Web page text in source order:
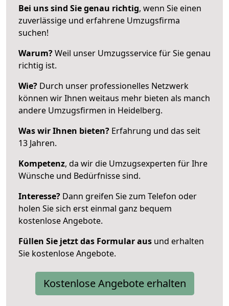
Bei uns sind Sie genau richtig, wenn Sie einen
zuverlässige und erfahrene Umzugsfirma
suchen!
Warum?Weil unser Umzugsservice für Sie genau
richtig ist.
Wie? Durch unser professionelles Netzwerk
können wir Ihnen weitaus mehr bieten als manch
andere Umzugsfirmen in Heidelberg.
Was wir Ihnen bieten? Erfahrung und das seit
13 Jahren.
Kompetenz, da wir die Umzugsexperten für Ihre
Wünsche und Bedürfnisse sind.
Interesse? Dann greifen Sie zum Telefon oder
holen Sie sich erst einmal ganz bequem
kostenlose Angebote.
Füllen Sie jetzt das Formular aus und erhalten
Sie kostenlose Angebote.
Kostenlose Angebote erhalten